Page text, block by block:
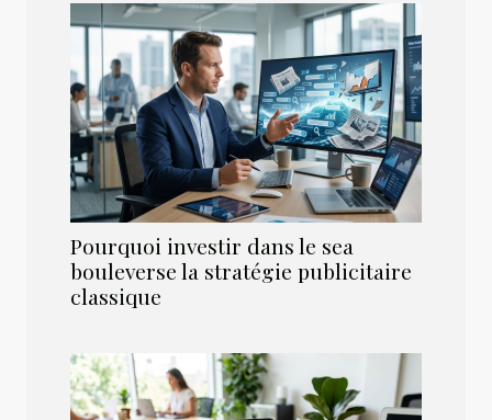
Pourquoi investir dans le sea
bouleverse la stratégie publicitaire
classique